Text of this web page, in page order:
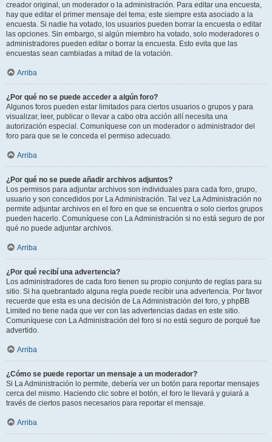
creador original, un moderador o la administración. Para editar una encuesta,
hay que editar el primer mensaje del tema; este siempre esta asociado a la
encuesta. Si nadie ha votado, los usuarios pueden borrar la encuesta o editar
las opciones. Sin embargo, si algún miembro ha votado, solo moderadores o
administradores pueden editar o borrar la encuesta. Esto evita que las
encuestas sean cambiadas a mitad de la votación.
Arriba
¿Por qué no se puede acceder a algún foro?
Algunos foros pueden estar limitados para ciertos usuarios o grupos y para
visualizar, leer, publicar o llevar a cabo otra acción allí necesita una
autorización especial. Comuníquese con un moderador o administrador del
foro para que se le conceda el permiso adecuado.
Arriba
¿Por qué no se puede añadir archivos adjuntos?
Los permisos para adjuntar archivos son individuales para cada foro, grupo,
usuario y son concedidos por La Administración. Tal vez La Administración no
permite adjuntar archivos en el foro en que se encuentra o solo ciertos grupos
pueden hacerlo. Comuníquese con La Administración si no está seguro de por
qué no puede adjuntar archivos.
Arriba
¿Por qué recibí una advertencia?
Los administradores de cada foro tienen su propio conjunto de reglas para su
sitio. Si ha quebrantado alguna regla puede recibir una advertencia. Por favor
recuerde que esta es una decisión de La Administración del foro, y phpBB
Limited no tiene nada que ver con las advertencias dadas en este sitio.
Comuníquese con La Administración del foro si no está seguro de porqué fue
advertido.
Arriba
¿Cómo se puede reportar un mensaje a un moderador?
Si La Administración lo permite, debería ver un botón para reportar mensajes
cerca del mismo. Haciendo clic sobre el botón, el foro le llevará y guiará a
través de ciertos pasos necesarios para reportar el mensaje.
Arriba